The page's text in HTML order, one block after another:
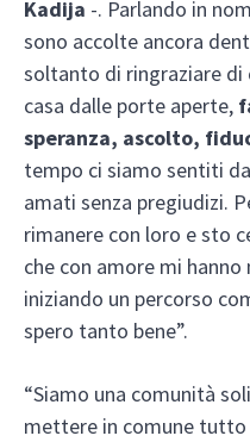
Kadija -. Parlando in
sono accolte ancora
soltanto di ringraziare di
casa dalle porte aperte,
speranza, ascolto,
tempo ci siamo sentiti
amati senza pregiudizi.
rimanere con loro e sto
che con amore mi
iniziando un percorso
spero tanto bene”.
“Siamo una comunità
mettere in comune tutto